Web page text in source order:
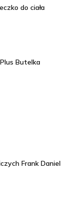
do ciała
Butelka
Frank Daniel